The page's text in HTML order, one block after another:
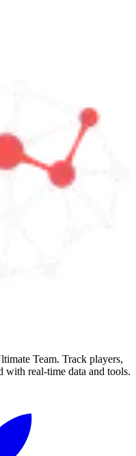
Team. Track players,
with real-time data and tools.